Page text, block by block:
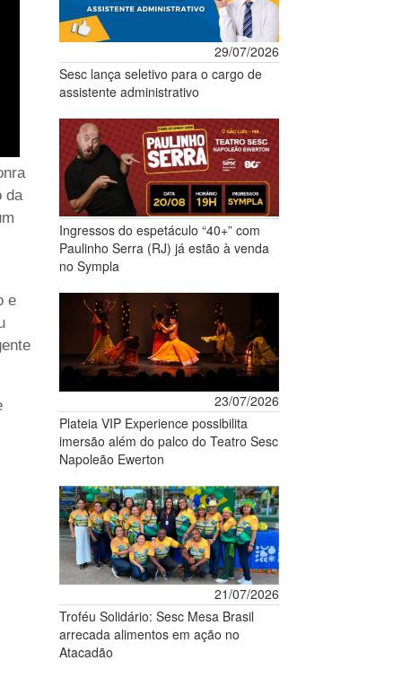
da
e
29/07/2026
Sesc lança seletivo para o cargo de
assistente administrativo
Ingressos do espetáculo “40+” com
Paulinho Serra (RJ) já estão à venda
no Sympla
23/07/2026
Plateia VIP Experience possibilita
imersão além do palco do Teatro Sesc
Napoleão Ewerton
21/07/2026
Troféu Solidário: Sesc Mesa Brasil
arrecada alimentos em ação no
Atacadão